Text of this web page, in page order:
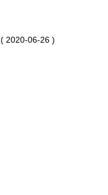
( 2020-06-26 )